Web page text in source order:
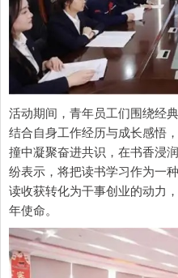
活动期间，青年员工们围绕经
结合自身工作经历与成长感悟
撞中凝聚奋进共识，在书香浸
纷表示，将把读书学习作为一
读收获转化为干事创业的动力
年使命。